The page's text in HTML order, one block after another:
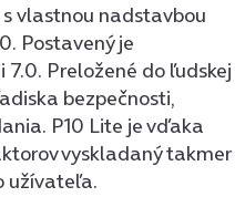
vlastnou nadstavbou
Postavený je
Preložené do ľudskej
bezpečnosti,
P10 Lite je vďaka
vyskladaný takmer
užívateľa.